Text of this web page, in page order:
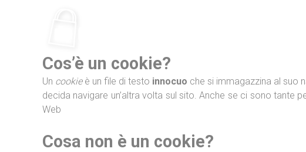
Cos’è un cookie?
Un cookieè un file di testo innocuo che si immagazzina al suo
decida navigare un’altra volta sul sito. Anche se ci sono tante
Web
Cosa non è un cookie?